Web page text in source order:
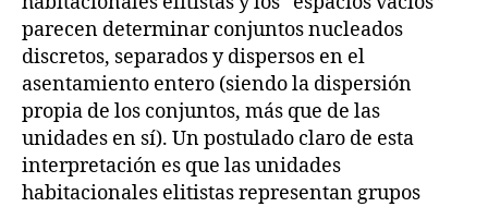
parecen determinar conjuntos nucleados
discretos, separados y dispersos en el
asentamiento entero (siendo la dispersión
propia de los conjuntos, más que de las
unidades en sí). Un postulado claro de esta
interpretación es que las unidades
habitacionales elitistas representan grupos